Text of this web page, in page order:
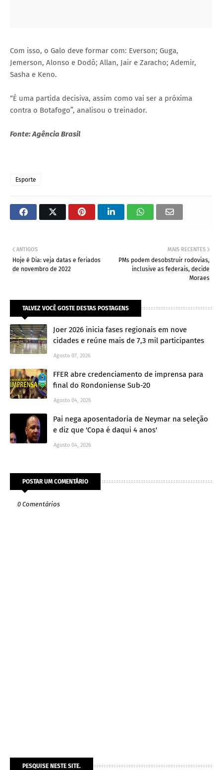
Com isso, o Galo deve formar com: Everson; Guga,
Jemerson, Alonso e Dodô; Allan, Jair e Zaracho; Ademir,
Sasha e Keno.
“É uma partida decisiva, assim como vai ser a próxima
contra o Botafogo”, analisou o treinador.
Fonte: Agência Brasil
Esporte
MAIS RECENTES
PMs podem desobstruir rodovias,
inclusive as federais, decide
Moraes
ANTIGOS
Hoje é Dia: veja datas e feriados
de novembro de 2022
TALVEZ VOCÊ GOSTE DESTAS POSTAGENS
Joer 2026 inicia fases regionais em nove
cidades e reúne mais de 7,3 mil participantes
Agosto 07, 2026
FFER abre credenciamento de imprensa para
final do Rondoniense Sub-20
Agosto 04, 2026
Pai nega aposentadoria de Neymar na seleção
e diz que 'Copa é daqui 4 anos'
Agosto 04, 2026
POSTAR UM COMENTÁRIO
0 Comentários
PESQUISE NESTE SITE.